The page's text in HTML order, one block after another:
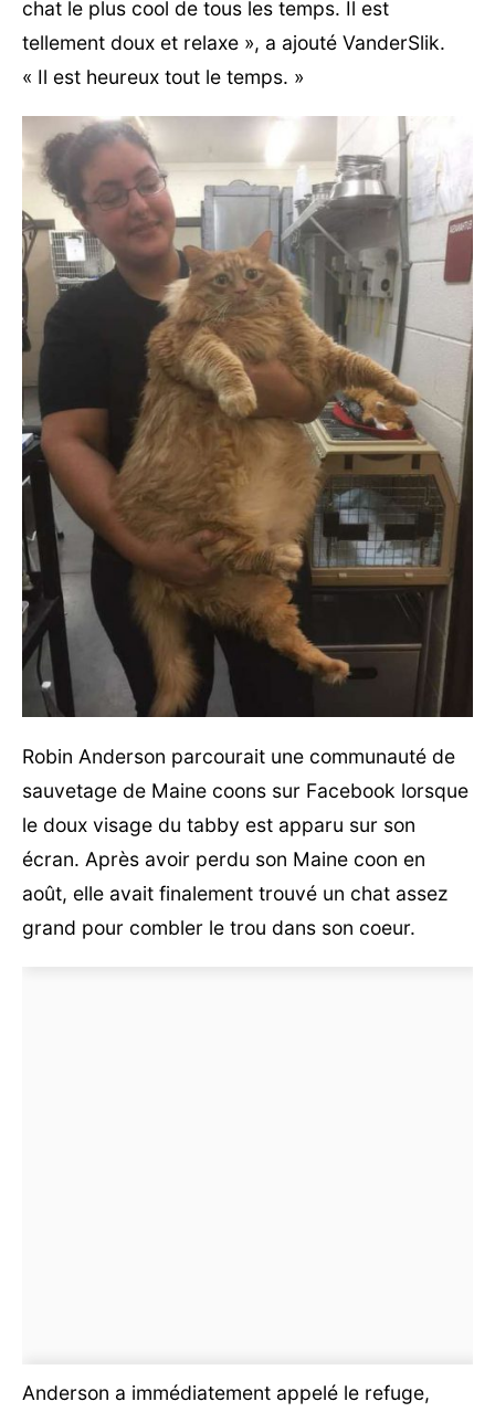
chat le plus cool de tous les temps. Il est
tellement doux et relaxe », a ajouté VanderSlik.
« Il est heureux tout le temps. »
Robin Anderson parcourait une communauté de
sauvetage de Maine coons sur Facebook lorsque
le doux visage du tabby est apparu sur son
écran. Après avoir perdu son Maine coon en
août, elle avait finalement trouvé un chat assez
grand pour combler le trou dans son coeur.
Anderson a immédiatement appelé le refuge,